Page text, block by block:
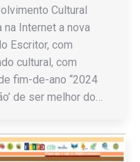
Cultural
Internet a nova
Escritor, com
cultural, com
fim-de-ano “2024
de ser melhor do…